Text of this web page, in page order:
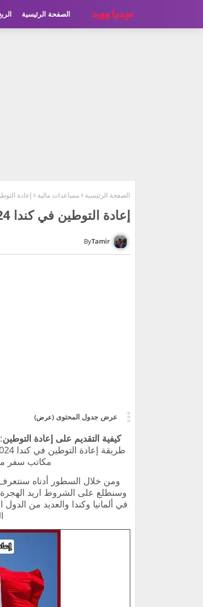
الصفحة الرئيسية
الصفحة الرئيسية مساعدات مالية إعادة التوطين في كندا
إعادة التوطين في كندا 2024 (سافر لكندا بسهولة)
Tamir
عرض جدول المحتوى (عرض)
كيفية التقديم على إعادة التوطين
مكاتب سفر
ومن خلال السطور أدناه
وسنطلع على الشروط اريد الهجرة
في ألمانيا وكندا والعديد من الدول